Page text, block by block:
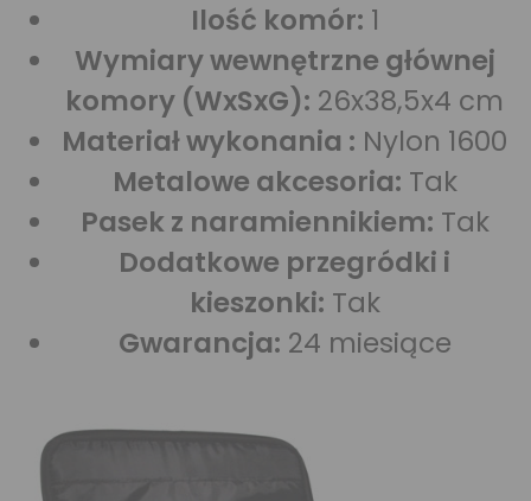
Ilość komór: 1
Wymiary wewnętrzne głównej
komory (WxSxG): 26x38,5x4 cm
Materiał wykonania : Nylon 1600
Metalowe akcesoria: Tak
Pasek z naramiennikiem: Tak
Dodatkowe przegródki i
kieszonki: Tak
Gwarancja: 24 miesiące